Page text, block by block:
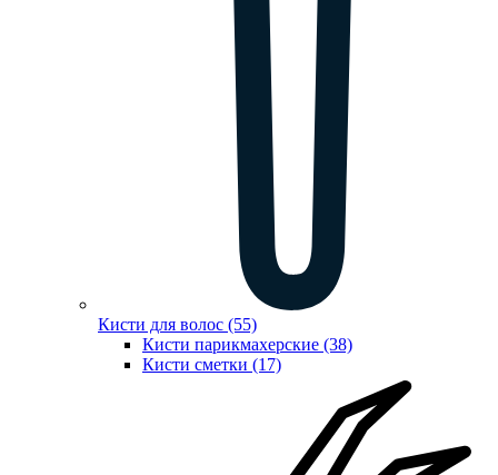
Кисти для волос (55)
Кисти парикмахерские (38)
Кисти сметки (17)